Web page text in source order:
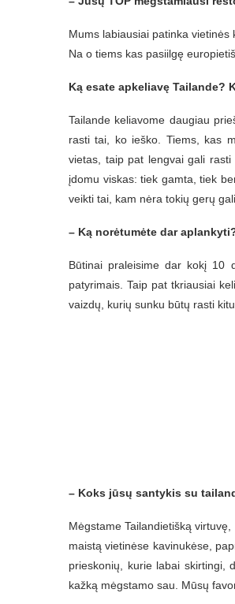
Mums labiausiai patinka vietinės
Na o tiems kas pasiilgę
Ką esate apkeliavę Tailande?
Tailande keliavome daugiau
rasti tai, ko ieško. Tiems, kas
vietas, taip pat lengvai gali
įdomu viskas: tiek gamta, tiek
veikti tai, kam nėra tokių gerų
– Ką norėtumėte dar
Būtinai praleisime dar kokį 10
patyrimais. Taip pat tkriausiai
vaizdų, kurių sunku būtų rasti
– Koks jūsų santykis su
Mėgstame Tailandietišką
maistą vietinėse kavinukėse,
prieskonių, kurie labai skirtingi,
kažką mėgstamo sau. Mūsų